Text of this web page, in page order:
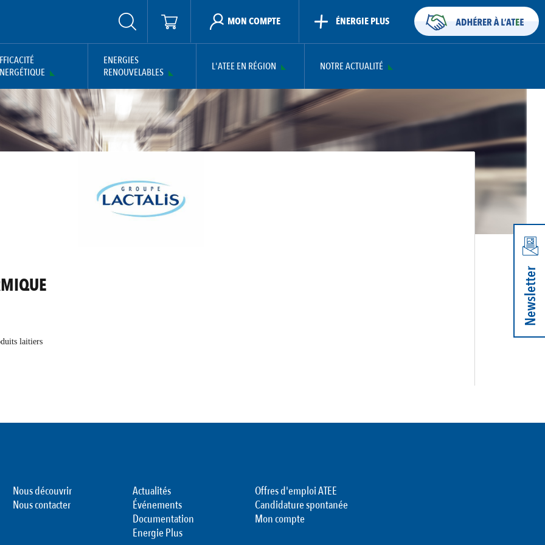
MON COMPTE ÉNERGIE PLUS
ENERGIES
RENOUVELABLES
L'ATEE EN RÉGION NOTRE ACTUALITÉ
laitiers
Newsletter
Nous découvrir
Nous contacter
Actualités
Événements
Documentation
Energie Plus
Offres d'emploi ATEE
Candidature spontanée
Mon compte